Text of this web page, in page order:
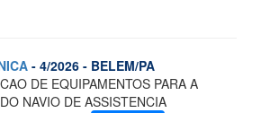
- 4/2026 - BELEM/PA
DE EQUIPAMENTOS PARA A
NAVIO DE ASSISTENCIA